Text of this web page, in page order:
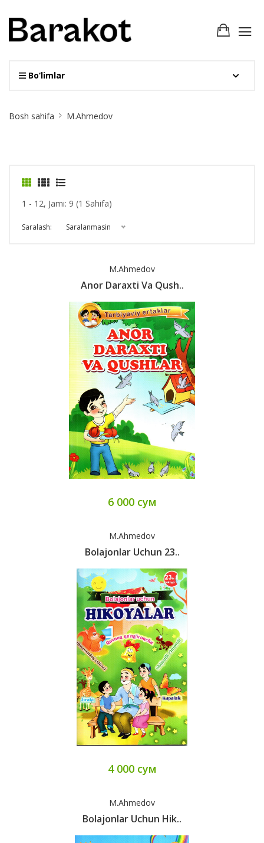
Bo‘limlar
Breadcrumb
Bosh sahifa M.Ahmedov
1 - 12, Jami: 9 (1 Sahifa)
Saralash: Saralanmasin
M.Ahmedov
Anor Daraxti Va Qush..
6 000 сум
M.Ahmedov
Bolajonlar Uchun 23..
4 000 сум
M.Ahmedov
Bolajonlar Uchun Hik..